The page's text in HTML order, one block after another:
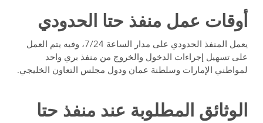
أوقات عمل منفذ حتا الحدودي
يعمل المنفذ الحدودي على مدار الساعة 7/24، وفيه يتم العمل
على تسهيل إجراءات الدخول والخروج من منفذ بري واحد
لمواطني الإمارات وسلطنة عمان ودول مجلس التعاون الخليجي.
الوثائق المطلوبة عند منفذ حتا